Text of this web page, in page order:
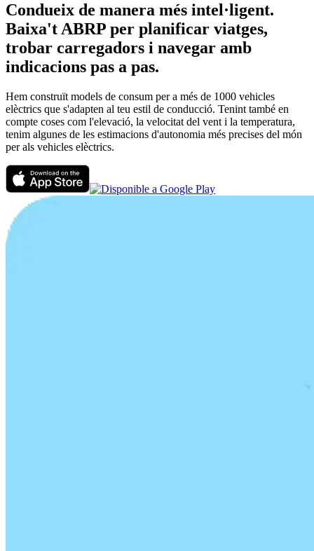
Condueix de manera més intel·ligent.
Baixa't ABRP per planificar viatges,
trobar carregadors i navegar amb
indicacions pas a pas.
Hem construït models de consum per a més de 1000 vehicles
elèctrics que s'adapten al teu estil de conducció. Tenint també en
compte coses com l'elevació, la velocitat del vent i la temperatura,
tenim algunes de les estimacions d'autonomia més precises del món
per als vehicles elèctrics.